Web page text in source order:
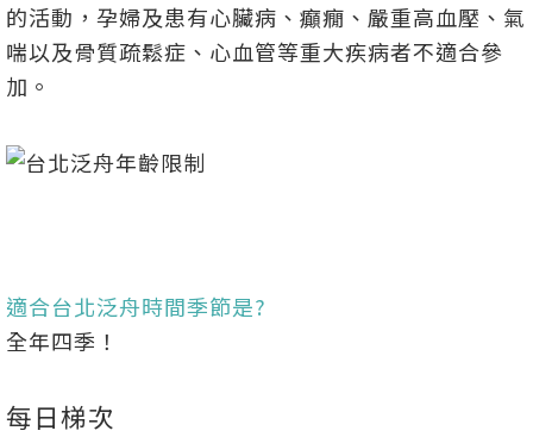
的活動，孕婦及患有心臟病、癲癇、嚴重高血壓、氣
喘以及骨質疏鬆症、心血管等重大疾病者不適合參
加。
適合台北泛舟時間季節是?
全年四季！
每日梯次